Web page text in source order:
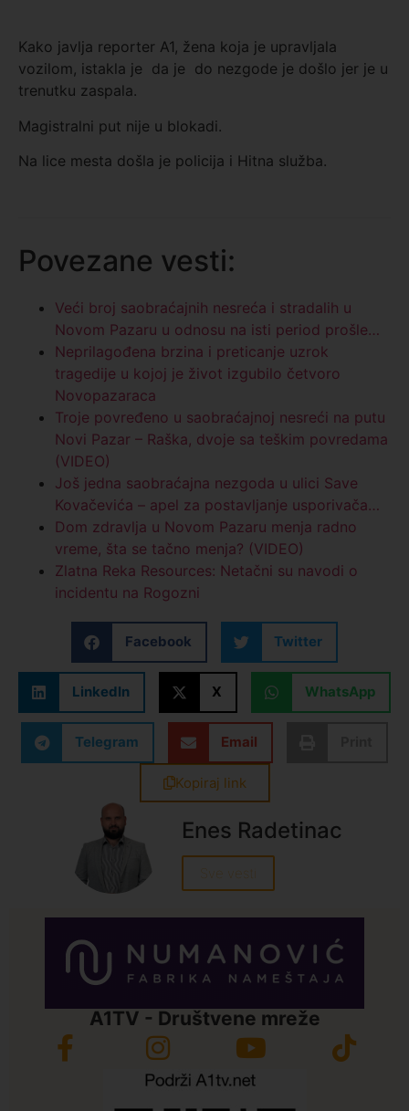
Kako javlja reporter A1, žena koja je upravljala
vozilom, istakla je da je do nezgode je došlo jer je u
trenutku zaspala.
Magistralni put nije u blokadi.
Na lice mesta došla je policija i Hitna služba.
Povezane vesti:
Veći broj saobraćajnih nesreća i stradalih u
Novom Pazaru u odnosu na isti period prošle…
Neprilagođena brzina i preticanje uzrok
tragedije u kojoj je život izgubilo četvoro
Novopazaraca
Troje povređeno u saobraćajnoj nesreći na putu
Novi Pazar – Raška, dvoje sa teškim povredama
(VIDEO)
Još jedna saobraćajna nezgoda u ulici Save
Kovačevića – apel za postavljanje usporivača…
Dom zdravlja u Novom Pazaru menja radno
vreme, šta se tačno menja? (VIDEO)
Zlatna Reka Resources: Netačni su navodi o
incidentu na Rogozni
Facebook Twitter
LinkedIn X WhatsApp
Telegram Email
Kopiraj link
Enes Radetinac
Sve vesti
A1TV - Društvene mreže